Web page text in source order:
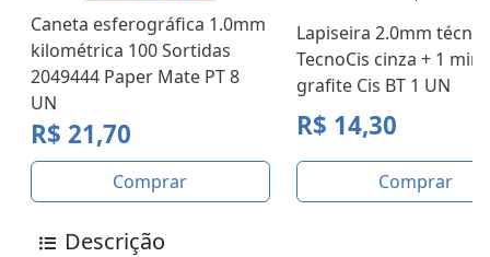
Caneta esferográfica 1.0mm
kilométrica 100 Sortidas
2049444 Paper Mate PT 8
UN
R$ 21,70
Comprar
Lapiseira 2.0mm
TecnoCis cinza + 1
grafite Cis BT 1 UN
R$ 14,30
Comprar
Descrição